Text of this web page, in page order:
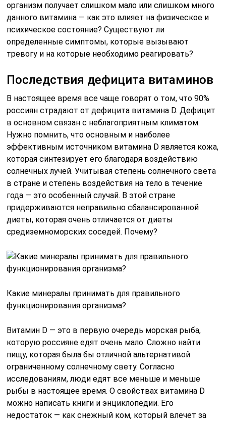
организм получает слишком мало или слишком много
данного витамина — как это влияет на физическое и
психическое состояние? Существуют ли
определенные симптомы, которые вызывают
тревогу и на которые необходимо реагировать?
Последствия дефицита витаминов
В настоящее время все чаще говорят о том, что 90%
россиян страдают от дефицита витамина D. Дефицит
в основном связан с неблагоприятным климатом.
Нужно помнить, что основным и наиболее
эффективным источником витамина D является кожа,
которая синтезирует его благодаря воздействию
солнечных лучей. Учитывая степень солнечного света
в стране и степень воздействия на тело в течение
года — это особенный случай. В этой стране
придерживаются неправильно сбалансированной
диеты, которая очень отличается от диеты
средиземноморских соседей. Почему?
Какие минералы принимать для правильного
функционирования организма?
Витамин D — это в первую очередь морская рыба,
которую россияне едят очень мало. Сложно найти
пищу, которая была бы отличной альтернативой
ограниченному солнечному свету. Согласно
исследованиям, люди едят все меньше и меньше
рыбы в настоящее время. О свойствах витамина D
можно написать книги и энциклопедии. Его
недостаток — как снежный ком, который влечет за